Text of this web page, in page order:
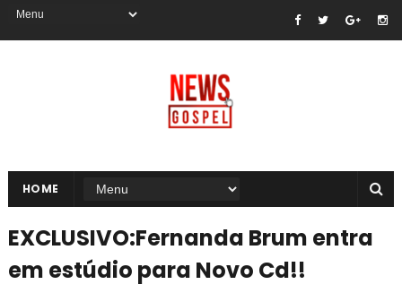
HOME
EXCLUSIVO:Fernanda Brum entra
em estúdio para Novo Cd!!